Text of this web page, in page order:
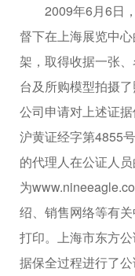
2009年6月6日，
督下在上海展览中
架，取得收据一张
台及所购模型拍摄
公司申请对上述证
沪黄证经字第4855
的代理人在公证人
为
绍、销售网络等有
打印。上海市东方
据保全过程进行了